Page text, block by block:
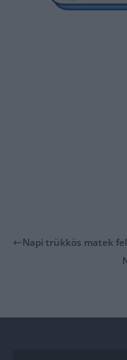
Napi trükkös matek